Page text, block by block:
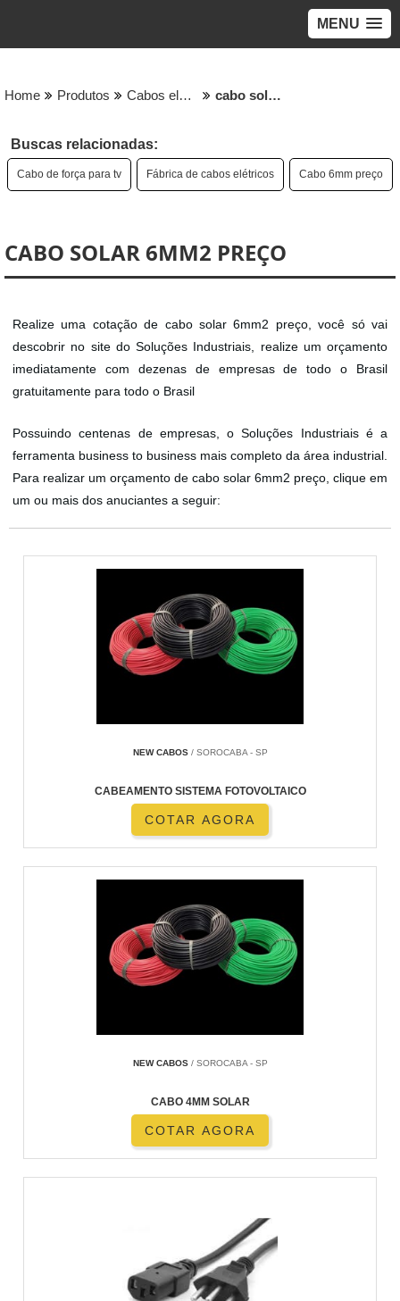
MENU
Home Produtos Cabos eletricos - Categoria cabo solar 6mm2 preço
Buscas relacionadas:
Cabo de força para tv Fábrica de cabos elétricos Cabo 6mm preço
CABO SOLAR 6MM2 PREÇO
Realize uma cotação de cabo solar 6mm2 preço, você só vai
descobrir no site do Soluções Industriais, realize um orçamento
imediatamente com dezenas de empresas de todo o Brasil
gratuitamente para todo o Brasil
Possuindo centenas de empresas, o Soluções Industriais é a
ferramenta business to business mais completo da área industrial.
Para realizar um orçamento de cabo solar 6mm2 preço, clique em
um ou mais dos anuciantes a seguir:
NEW CABOS/ SOROCABA - SP
CABEAMENTO SISTEMA FOTOVOLTAICO
COTAR AGORA
NEW CABOS/ SOROCABA - SP
CABO 4MM SOLAR
COTAR AGORA